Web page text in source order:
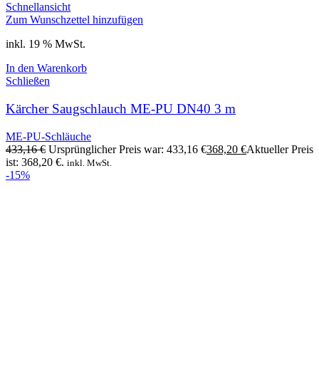
Schnellansicht
Zum Wunschzettel hinzufügen
inkl. 19 % MwSt.
In den Warenkorb
Schließen
Kärcher Saugschlauch ME-PU DN40 3 m
ME-PU-Schläuche
433,16€ Ursprünglicher Preis war: 433,16 €368,20 €Aktueller Preis
ist: 368,20 €. inkl. MwSt.
-15%